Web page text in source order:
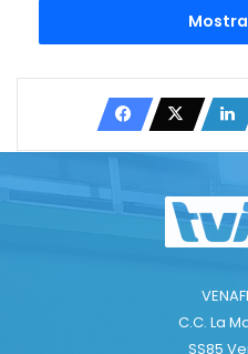
C.C. La
SS85